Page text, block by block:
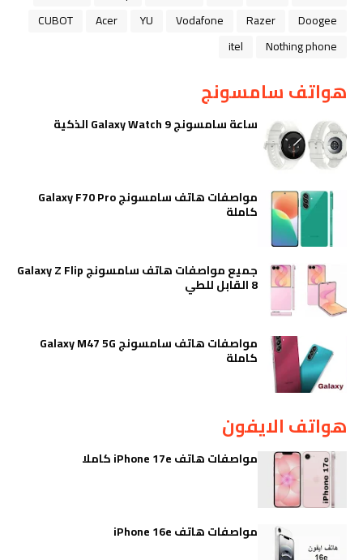
Doogee
Razer
Vodafone
YU
Acer
CUBOT
Nothing phone
itel
هواتف سامسونج
ساعة سامسونج Galaxy Watch 9 الذكية
مواصفات هاتف سامسونج Galaxy F70 Pro
كاملة
جميع مواصفات هاتف سامسونج Galaxy Z Flip
8 القابل للطي
مواصفات هاتف سامسونج Galaxy M47 5G
كاملة
هواتف الايفون
مواصفات هاتف iPhone 17e كاملا
مواصفات هاتف iPhone 16e